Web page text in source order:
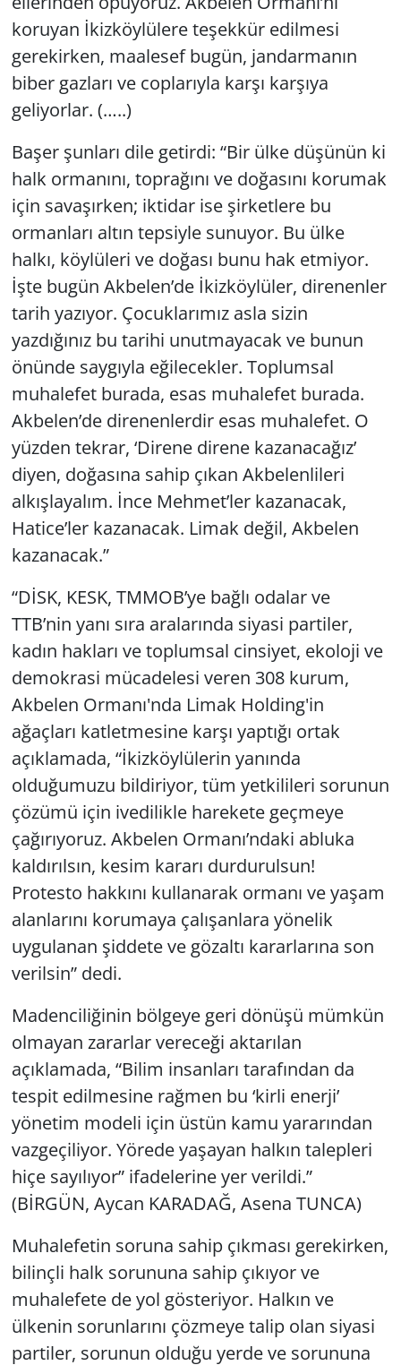
koruyan İkizköylülere teşekkür edilmesi
gerekirken, maalesef bugün, jandarmanın
biber gazları ve coplarıyla karşı karşıya
geliyorlar. (…..)
Başer şunları dile getirdi: “Bir ülke düşünün ki
halk ormanını, toprağını ve doğasını korumak
için savaşırken; iktidar ise şirketlere bu
ormanları altın tepsiyle sunuyor. Bu ülke
halkı, köylüleri ve doğası bunu hak etmiyor.
İşte bugün Akbelen’de İkizköylüler, direnenler
tarih yazıyor. Çocuklarımız asla sizin
yazdığınız bu tarihi unutmayacak ve bunun
önünde saygıyla eğilecekler. Toplumsal
muhalefet burada, esas muhalefet burada.
Akbelen’de direnenlerdir esas muhalefet. O
yüzden tekrar, ‘Direne direne kazanacağız’
diyen, doğasına sahip çıkan Akbelenlileri
alkışlayalım. İnce Mehmet’ler kazanacak,
Hatice’ler kazanacak. Limak değil, Akbelen
kazanacak.”
“DİSK, KESK, TMMOB’ye bağlı odalar ve
TTB’nin yanı sıra aralarında siyasi partiler,
kadın hakları ve toplumsal cinsiyet, ekoloji ve
demokrasi mücadelesi veren 308 kurum,
Akbelen Ormanı'nda Limak Holding'in
ağaçları katletmesine karşı yaptığı ortak
açıklamada, “İkizköylülerin yanında
olduğumuzu bildiriyor, tüm yetkilileri sorunun
çözümü için ivedilikle harekete geçmeye
çağırıyoruz. Akbelen Ormanı’ndaki abluka
kaldırılsın, kesim kararı durdurulsun!
Protesto hakkını kullanarak ormanı ve yaşam
alanlarını korumaya çalışanlara yönelik
uygulanan şiddete ve gözaltı kararlarına son
verilsin” dedi.
Madenciliğinin bölgeye geri dönüşü mümkün
olmayan zararlar vereceği aktarılan
açıklamada, “Bilim insanları tarafından da
tespit edilmesine rağmen bu ‘kirli enerji’
yönetim modeli için üstün kamu yararından
vazgeçiliyor. Yörede yaşayan halkın talepleri
hiçe sayılıyor” ifadelerine yer verildi.”
(BİRGÜN, Aycan KARADAĞ, Asena TUNCA)
Muhalefetin soruna sahip çıkması gerekirken,
bilinçli halk sorununa sahip çıkıyor ve
muhalefete de yol gösteriyor. Halkın ve
ülkenin sorunlarını çözmeye talip olan siyasi
partiler, sorunun olduğu yerde ve sorununa